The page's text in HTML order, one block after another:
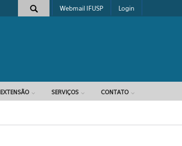
Webmail IFUSP Login
EXTENSÃO SERVIÇOS CONTATO